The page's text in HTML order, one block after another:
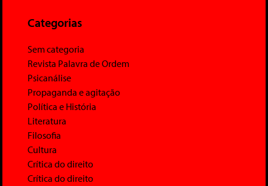
Categorias
Sem categoria
Revista Palavra de Ordem
Psicanálise
Propaganda e agitação
Política e História
Literatura
Filosofia
Cultura
Crítica do direito
Crítica do direito